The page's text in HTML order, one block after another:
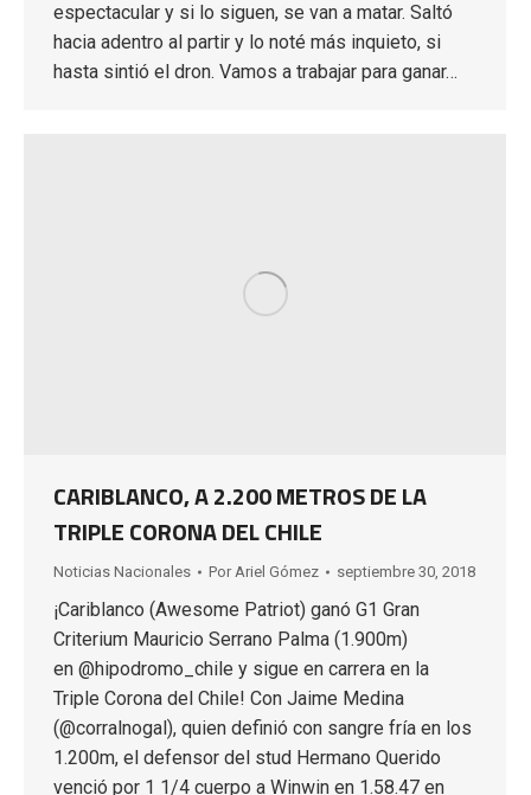
espectacular y si lo siguen, se van a matar. Saltó
hacia adentro al partir y lo noté más inquieto, si
hasta sintió el dron. Vamos a trabajar para ganar…
CARIBLANCO, A 2.200 METROS DE LA
TRIPLE CORONA DEL CHILE
Noticias Nacionales Por Ariel Gómez septiembre 30, 2018
¡Cariblanco (Awesome Patriot) ganó G1 Gran
Criterium Mauricio Serrano Palma (1.900m)
en @hipodromo_chile y sigue en carrera en la
Triple Corona del Chile! Con Jaime Medina
(@corralnogal), quien definió con sangre fría en los
1.200m, el defensor del stud Hermano Querido
venció por 1 1/4 cuerpo a Winwin en 1.58.47 en